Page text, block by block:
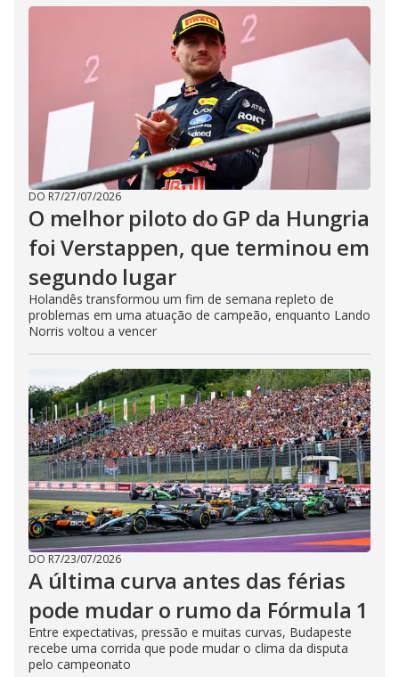
DO R7/27/07/2026
O melhor piloto do GP da Hungria
foi Verstappen, que terminou em
segundo lugar
Holandês transformou um fim de semana repleto de
problemas em uma atuação de campeão, enquanto Lando
Norris voltou a vencer
DO R7/23/07/2026
A última curva antes das férias
pode mudar o rumo da Fórmula 1
Entre expectativas, pressão e muitas curvas, Budapeste
recebe uma corrida que pode mudar o clima da disputa
pelo campeonato